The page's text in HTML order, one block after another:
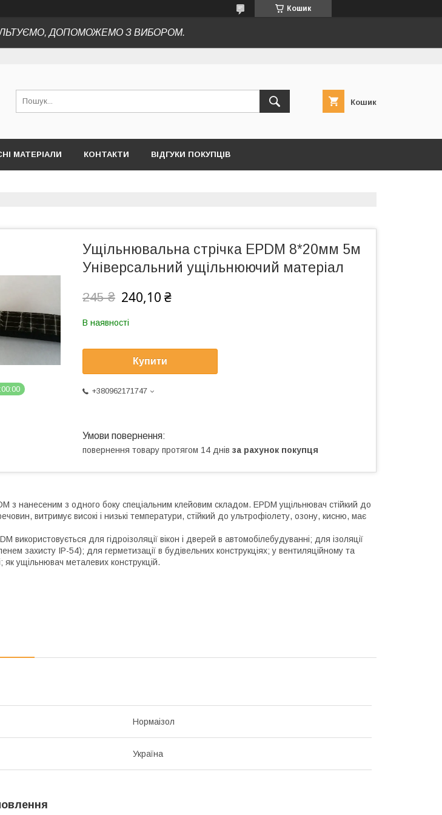
Кошик
ДОПОМОЖЕМО З ВИБОРОМ.
Кошик
МАТЕРІАЛИ КОНТАКТИ ВІДГУКИ ПОКУПЦІВ
00 00
Ущільнювальна стрічка EPDM 8*20мм 5м
Універсальний ущільнюючий матеріал
245 ₴ 240,10 ₴
В наявності
Купити
+380962171747
повернення товару протягом 14 днів за рахунок покупця
з нанесеним з одного боку спеціальним клейовим складом. EPDM ущільнювач стійкий до
витримує високі і низькі температури, стійкий до ультрофіолету, озону, кисню, має
використовується для гідроізоляції вікон і дверей в автомобілебудуванні; для ізоляції
захисту IP-54); для герметизації в будівельних конструкціях; у вентиляційному та
ущільнювач металевих конструкцій.
Нормаізол
Україна